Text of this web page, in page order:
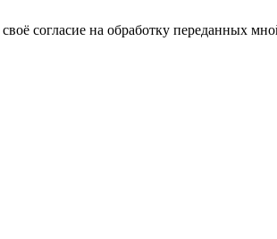
согласие на обработку переданных